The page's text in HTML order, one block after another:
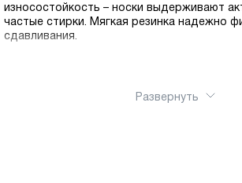
износостойкость – носки выдерживают
частые стирки. Мягкая резинка надежно
сдавливания.
Развернуть